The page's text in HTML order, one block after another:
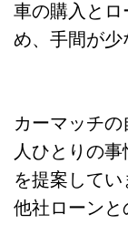
車の購入とロ
め、手間が少
カーマッチ
人ひとりの
を提案してい
他社ローンと